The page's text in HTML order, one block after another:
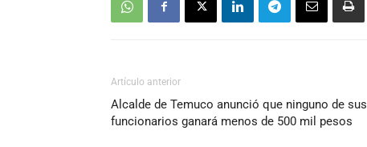
Artículo anterior
Alcalde de Temuco anunció que ninguno de sus
funcionarios ganará menos de 500 mil pesos